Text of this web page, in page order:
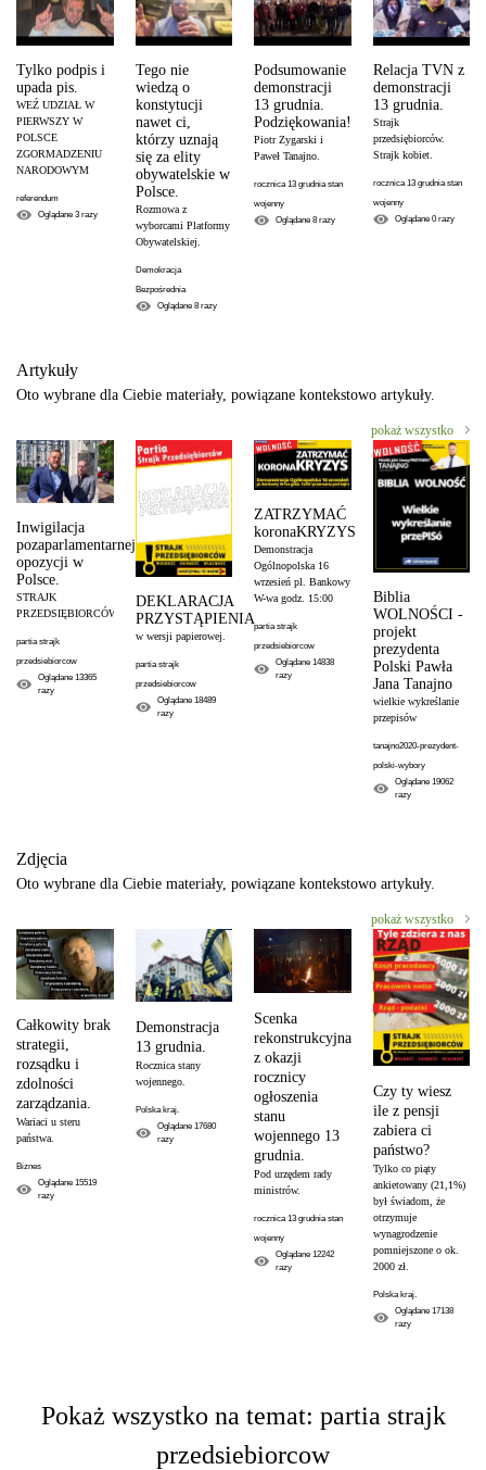
Tylko podpis i
upada pis.
WEŹ UDZIAŁ W
PIERWSZY W
POLSCE
ZGORMADZENIU
NARODOWYM
referendum
Oglądane 3 razy
Tego nie
wiedzą o
konstytucji
nawet ci,
którzy uznają
się za elity
obywatelskie w
Polsce.
Rozmowa z
wyborcami Platformy
Obywatelskiej.
Demokracja
Bezpośrednia
Oglądane8 razy
Podsumowanie
demonstracji
13 grudnia.
Podziękowania!
Piotr Zygarski i
Paweł Tanajno.
rocznica 13 grudnia stan
wojenny
Oglądane 8 razy
Relacja TVN z
demonstracji
13 grudnia.
Strajk
przedsiębiorców.
Strajk kobiet.
rocznica 13 grudnia stan
wojenny
Oglądane0razy
Artykuły
Oto wybrane dla Ciebie materiały, powiązane kontekstowo artykuły.
pokaż wszystko
Inwigilacja
pozaparlamentarnej
opozycji w
Polsce.
STRAJK
PRZEDSIĘBIORCÓW.
partia strajk
przedsiebiorcow
Oglądane 13365
razy
DEKLARACJA
PRZYSTĄPIENIA
w wersji papierowej.
partia strajk
przedsiebiorcow
Oglądane18489
razy
ZATRZYMAĆ
koronaKRYZYS
Demonstracja
Ogólnopolska 16
wrzesień pl. Bankowy
W-wa godz. 15:00
partia strajk
przedsiebiorcow
Oglądane 14838
razy
Biblia
WOLNOŚCI -
projekt
prezydenta
Polski Pawła
Jana Tanajno
wielkie wykreślanie
przepisów
tanajno2020-prezydent-
polski-wybory
Oglądane19062
razy
Zdjęcia
Oto wybrane dla Ciebie materiały, powiązane kontekstowo artykuły.
pokaż wszystko
Całkowity brak
strategii,
rozsądku i
zdolności
zarządzania.
Wariaci u steru
państwa.
Biznes
Oglądane 15519
razy
Demonstracja
13 grudnia.
Rocznica stany
wojennego.
Polska kraj.
Oglądane17680
razy
Scenka
rekonstrukcyjna
z okazji
rocznicy
ogłoszenia
stanu
wojennego 13
grudnia.
Pod urzędem rady
ministrów.
rocznica 13 grudnia stan
wojenny
Oglądane 12242
razy
Czy ty wiesz
ile z pensji
zabiera ci
państwo?
Tylko co piąty
ankietowany (21,1%)
był świadom, że
otrzymuje
wynagrodzenie
pomniejszone o ok.
2000 zł.
Polska kraj.
Oglądane17138
razy
Pokaż wszystko na temat: partia strajk
przedsiebiorcow